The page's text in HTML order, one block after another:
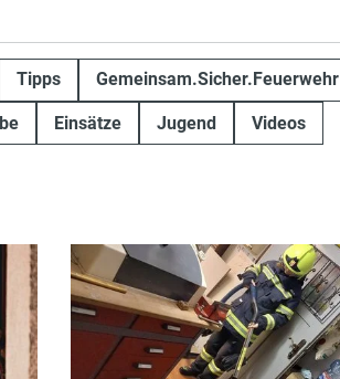
Tipps Gemeinsam.Sicher.Feuerwehr
Einsätze Jugend Videos